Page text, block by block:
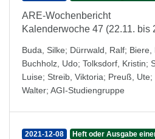
ARE-Wochenbericht
Kalenderwoche 47 (22.11. bis
Buda, Silke; Dürrwald, Ralf; Biere,
Buchholz, Udo; Tolksdorf, Kristin;
Luise; Streib, Viktoria; Preuß, Ute;
Walter; AGI-Studiengruppe
2021-12-08 Heft oder Ausgabe